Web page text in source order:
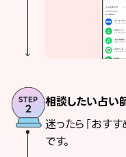
相談したい占い
迷ったら「おす
です。